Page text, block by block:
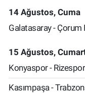
14 Ağustos, Cuma
Galatasaray - Çorum
15 Ağustos,
Konyaspor - Rizespor
Kasımpaşa -